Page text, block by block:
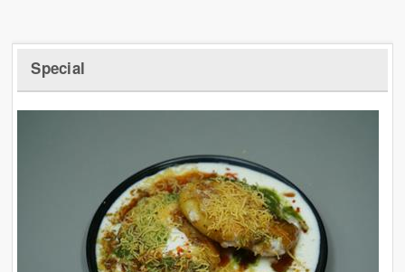
Special